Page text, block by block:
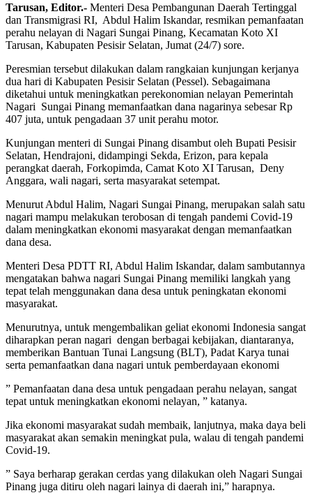
Tarusan, Editor.- Menteri Desa Pembangunan Daerah Tertinggal
dan Transmigrasi RI, Abdul Halim Iskandar, resmikan pemanfaatan
perahu nelayan di Nagari Sungai Pinang, Kecamatan Koto XI
Tarusan, Kabupaten Pesisir Selatan, Jumat (24/7) sore.
Peresmian tersebut dilakukan dalam rangkaian kunjungan kerjanya
dua hari di Kabupaten Pesisir Selatan (Pessel). Sebagaimana
diketahui untuk meningkatkan perekonomian nelayan Pemerintah
Nagari Sungai Pinang memanfaatkan dana nagarinya sebesar Rp
407 juta, untuk pengadaan 37 unit perahu motor.
Kunjungan menteri di Sungai Pinang disambut oleh Bupati Pesisir
Selatan, Hendrajoni, didampingi Sekda, Erizon, para kepala
perangkat daerah, Forkopimda, Camat Koto XI Tarusan, Deny
Anggara, wali nagari, serta masyarakat setempat.
Menurut Abdul Halim, Nagari Sungai Pinang, merupakan salah satu
nagari mampu melakukan terobosan di tengah pandemi Covid-19
dalam meningkatkan ekonomi masyarakat dengan memanfaatkan
dana desa.
Menteri Desa PDTT RI, Abdul Halim Iskandar, dalam sambutannya
mengatakan bahwa nagari Sungai Pinang memiliki langkah yang
tepat telah menggunakan dana desa untuk peningkatan ekonomi
masyarakat.
Menurutnya, untuk mengembalikan geliat ekonomi Indonesia sangat
diharapkan peran nagari dengan berbagai kebijakan, diantaranya,
memberikan Bantuan Tunai Langsung (BLT), Padat Karya tunai
serta pemanfaatkan dana nagari untuk pemberdayaan ekonomi
” Pemanfaatan dana desa untuk pengadaan perahu nelayan, sangat
tepat untuk meningkatkan ekonomi nelayan, ” katanya.
Jika ekonomi masyarakat sudah membaik, lanjutnya, maka daya beli
masyarakat akan semakin meningkat pula, walau di tengah pandemi
Covid-19.
” Saya berharap gerakan cerdas yang dilakukan oleh Nagari Sungai
Pinang juga ditiru oleh nagari lainya di daerah ini,” harapnya.